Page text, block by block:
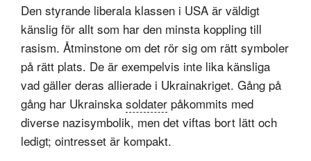
Den styrande liberala klassen i USA är väldigt
känslig för allt som har den minsta koppling till
rasism. Åtminstone om det rör sig om rätt symboler
på rätt plats. De är exempelvis inte lika känsliga
vad gäller deras allierade i Ukrainakriget. Gång på
gång har Ukrainska soldater påkommits med
diverse nazisymbolik, men det viftas bort lätt och
ledigt; ointresset är kompakt.